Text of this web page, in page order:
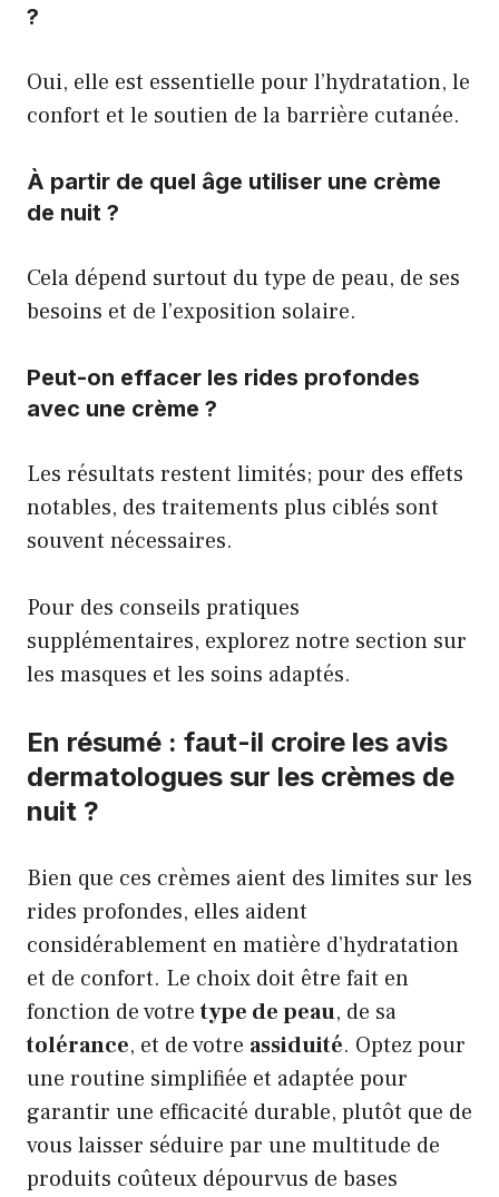
?
Oui, elle est essentielle pour l’hydratation, le
confort et le soutien de la barrière cutanée.
À partir de quel âge utiliser une crème
de nuit ?
Cela dépend surtout du type de peau, de ses
besoins et de l’exposition solaire.
Peut-on effacer les rides profondes
avec une crème ?
Les résultats restent limités; pour des effets
notables, des traitements plus ciblés sont
souvent nécessaires.
Pour des conseils pratiques
supplémentaires, explorez notre section sur
les masques et les soins adaptés.
En résumé : faut-il croire les avis
dermatologues sur les crèmes de
nuit ?
Bien que ces crèmes aient des limites sur les
rides profondes, elles aident
considérablement en matière d’hydratation
et de confort. Le choix doit être fait en
fonction de votretype de peau, de sa
tolérance, et de votre assiduité. Optez pour
une routine simplifiée et adaptée pour
garantir une efficacité durable, plutôt que de
vous laisser séduire par une multitude de
produits coûteux dépourvus de bases